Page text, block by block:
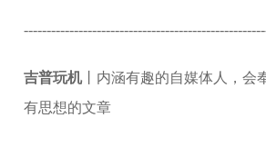
吉普玩机丨内涵有趣的自媒体人，会
有思想的文章